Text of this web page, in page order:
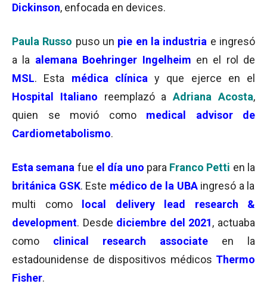
Dickinson, enfocada en devices.
Paula Russo puso un pie en la industria e ingresó
a la alemana Boehringer Ingelheim en el rol de
MSL. Esta médica clínica y que ejerce en el
Hospital Italiano reemplazó a Adriana Acosta,
quien se movió como medical advisor de
Cardiometabolismo.
Esta semana fue el día uno para Franco Petti en la
británica GSK. Este médico de la UBAingresó a la
multi como local delivery lead research &
development. Desde diciembre del 2021, actuaba
como clinical research associate
en la
estadounidense de dispositivos médicos Thermo
Fisher.